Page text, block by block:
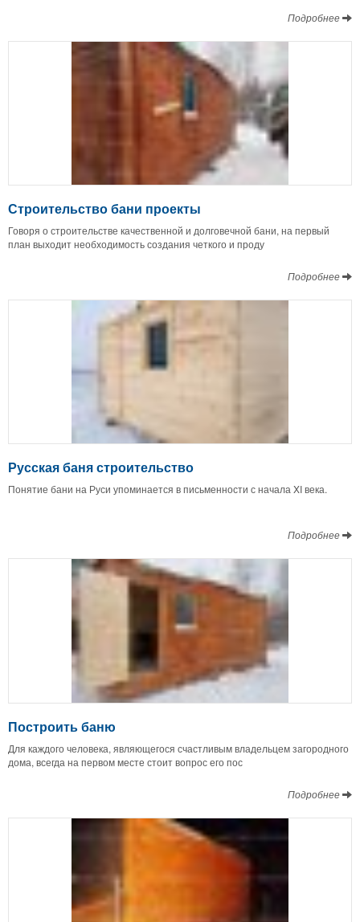
Подробнее
Строительство бани проекты
Говоря о строительстве качественной и долговечной бани, на первый
план выходит необходимость создания четкого и проду
Подробнее
Русская баня строительство
Понятие бани на Руси упоминается в письменности с начала XI века.
Подробнее
Построить баню
Для каждого человека, являющегося счастливым владельцем загородного
дома, всегда на первом месте стоит вопрос его пос
Подробнее